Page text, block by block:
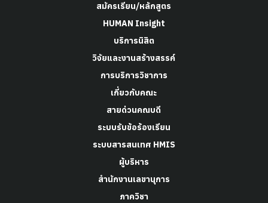
สมัครเรียน/หลักสูตร
HUMAN Insight
บริการนิสิต
วิจัยและงานสร้างสรรค์
การบริการวิชาการ
เกี่ยวกับคณะ
สายด่วนคณบดี
ระบบรับข้อร้องเรียน
ระบบสารสนเทศ HMIS
ผู้บริหาร
สำนักงานเลขานุการ
ภาควิชา